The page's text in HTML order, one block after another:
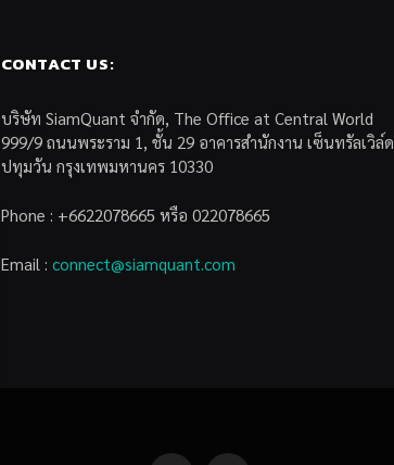
CONTACT US:
บริษัท SiamQuant จำกัด, The Office at Central World
999/9 ถนนพระราม 1, ชั้น 29 อาคารสำนักงาน เซ็นทรัลเวิล์ด
ปทุมวัน กรุงเทพมหานคร 10330
Phone : +6622078665 หรือ 022078665
Email : connect@siamquant.com